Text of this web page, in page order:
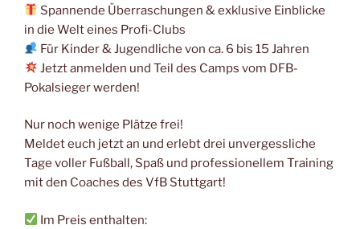
Spannende Überraschungen & exklusive Einblicke
in die Welt eines Profi-Clubs
Für Kinder & Jugendliche von ca. 6 bis 15 Jahren
Jetzt anmelden und Teil des Camps vom DFB-
Pokalsieger werden!
Nur noch wenige Plätze frei!
Meldet euch jetzt an und erlebt drei unvergessliche
Tage voller Fußball, Spaß und professionellem Training
mit den Coaches des VfB Stuttgart!
Im Preis enthalten: